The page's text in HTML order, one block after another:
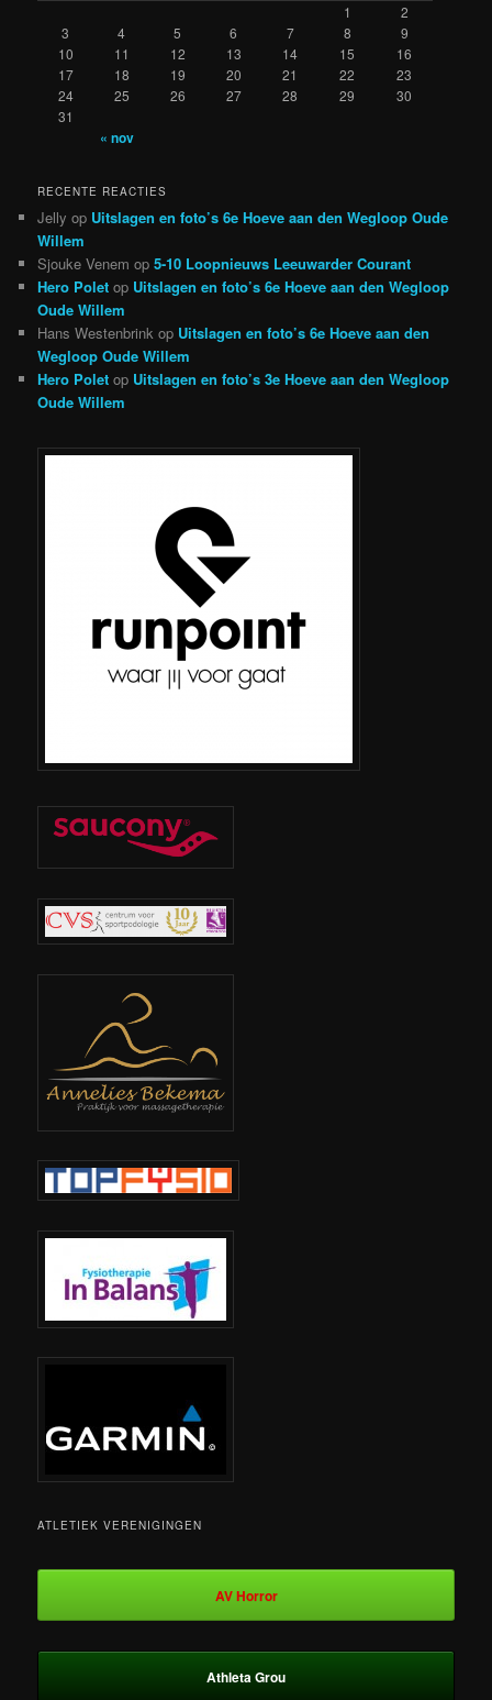
1
2
3
4 5 6 7 8
9
10
11 12 13 14 15
16
17
18 19 20 21 22
23
24
25 26 27 28 29
30
31
« nov
RECENTE REACTIES
Jelly op Uitslagen en foto’s 6e Hoeve aan den Wegloop Oude
Willem
Sjouke Venem op5-10 Loopnieuws Leeuwarder Courant
Hero Polet op Uitslagen en foto’s 6e Hoeve aan den Wegloop
Oude Willem
Hans Westenbrink op Uitslagen en foto’s 6e Hoeve aan den
Wegloop Oude Willem
Hero Polet op Uitslagen en foto’s 3e Hoeve aan den Wegloop
Oude Willem
ATLETIEK VERENIGINGEN
AV Horror
Athleta Grou